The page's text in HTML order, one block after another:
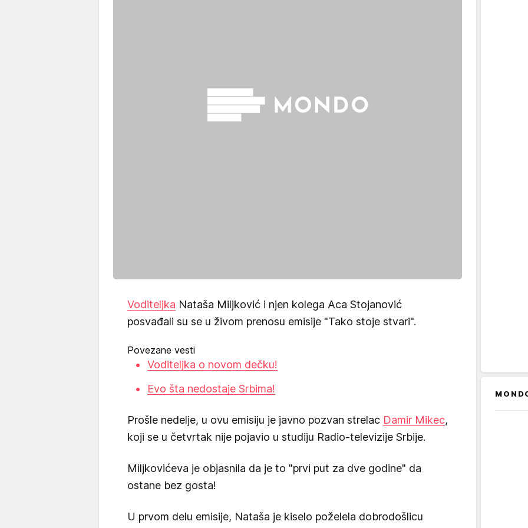
Voditeljka Nataša Miljković i njen kolega Aca Stojanović
posvađali su se u živom prenosu emisije "Tako stoje stvari".
Povezane vesti
Voditeljka o novom dečku!
Evo šta nedostaje Srbima!
Prošle nedelje, u ovu emisiju je javno pozvan strelac Damir Mikec,
koji se u četvrtak nije pojavio u studiju Radio-televizije Srbije.
Miljkovićeva je objasnila da je to "prvi put za dve godine" da
ostane bez gosta!
U prvom delu emisije, Nataša je kiselo poželela dobrodošlicu